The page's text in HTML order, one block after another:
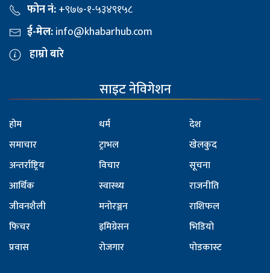
फोन नं:+९७७-१-५३४९१५८
ई-मेल:info@khabarhub.com
हाम्रो बारे
साइट नेविगेशन
होम
समाचार
अन्तर्राष्ट्रिय
आर्थिक
जीवनशैली
फिचर
प्रवास
धर्म
ट्राभल
विचार
स्वास्थ्य
मनोरञ्जन
इमिग्रेसन
रोजगार
देश
खेलकुद
सूचना
राजनीति
राशिफल
भिडियो
पोडकास्ट